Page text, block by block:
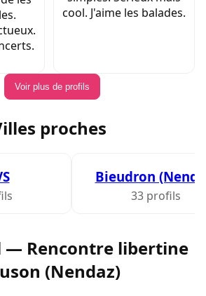
cool. J'aime les balades.
Voir plus de profils
proches
Bieudron
33 profils
— Rencontre libertine
(Nendaz)